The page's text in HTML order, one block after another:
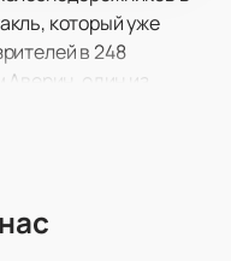
который уже
в 248
Аверин, один из
представит
Это